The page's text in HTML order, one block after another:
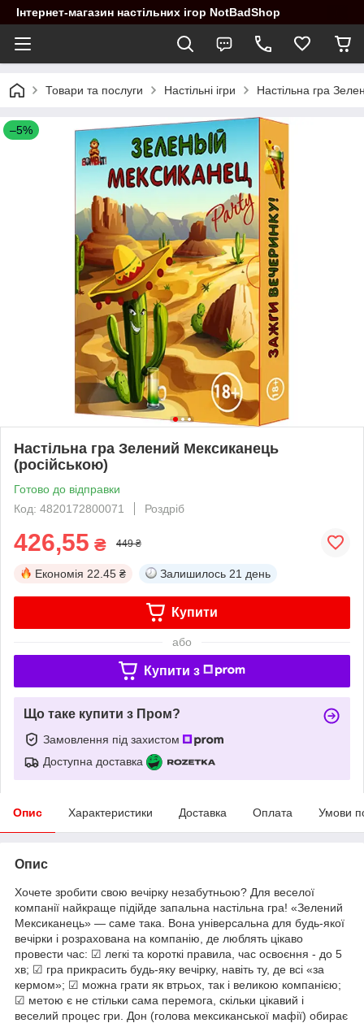
Інтернет-магазин настільних ігор NotBadShop
Товари та послуги Настільні ігри Настільна гра
–5%
Настільна гра Зелений Мексиканець
(російською)
Готово до відправки
Код: 4820172800071
Роздріб
426,55 ₴ 449 ₴
Економія 22.45 ₴ Залишилось 21 день
Купити
або
Купити з
Що таке купити з Пром?
Замовлення під захистом
Доступна доставка
Опис Характеристики Доставка Оплата Умови
Опис
Хочете зробити свою вечірку незабутньою? Для веселої
компанії найкраще підійде запальна настільна гра! «Зелений
Мексиканець» — саме така. Вона універсальна для будь-якої
вечірки і розрахована на компанію, де люблять цікаво
провести час: ☑ легкі та короткі правила, час освоєння - до 5
хв; ☑ гра прикрасить будь-яку вечірку, навіть ту, де всі «за
кермом»; ☑ можна грати як втрьох, так і великою компанією;
☑ метою є не стільки сама перемога, скільки цікавий і
веселий процес гри. Дон (голова мексиканської мафії) обирає